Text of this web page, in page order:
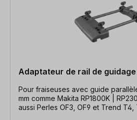
Adaptateur de rail de
Pour fraiseuses avec guide
mm comme Makita RP1800K | RP2300CK | RP1100C mais
aussi Perles OF3, OF9 et Trend T4,